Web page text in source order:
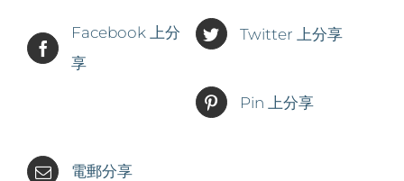
Facebook 上分
享
Twitter 上分享
Pin 上分享
電郵分享